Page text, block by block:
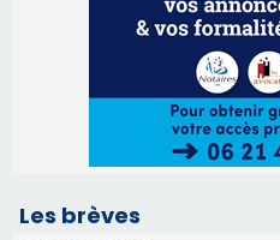
Les brèves